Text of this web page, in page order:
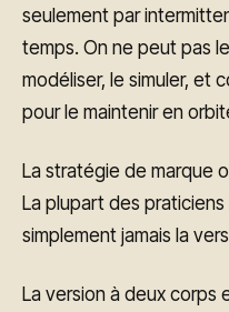
seulement par
temps. On ne peut pas
modéliser, le simuler, et
pour le maintenir en
La stratégie de marque
La plupart des
simplement jamais la
La version à deux corps